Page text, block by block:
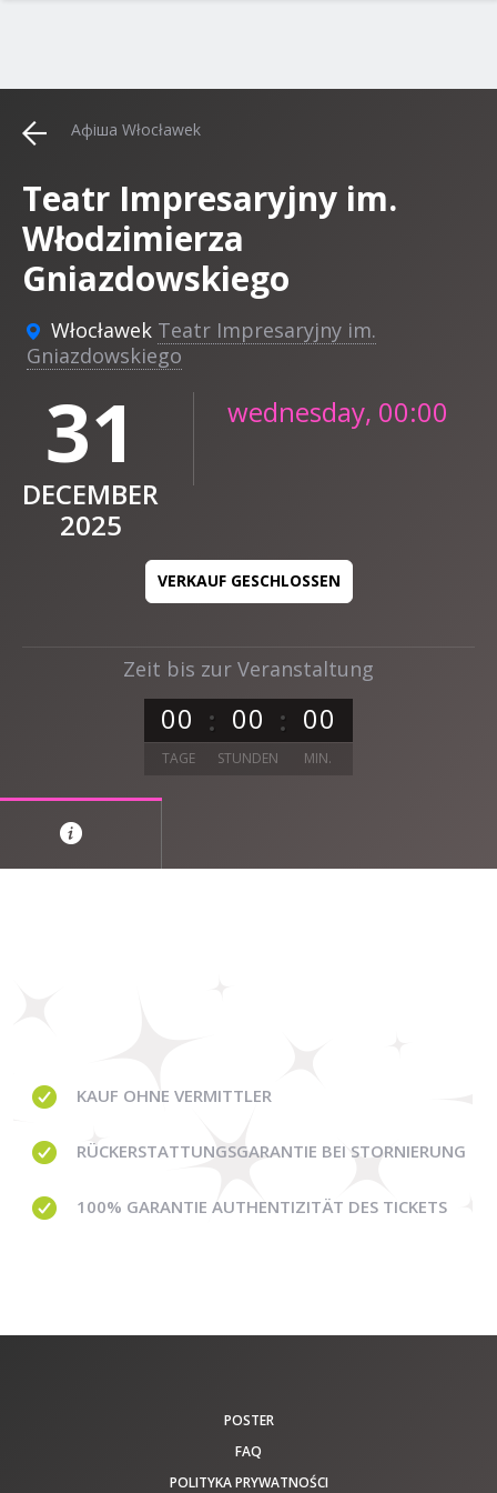
Афіша Włocławek
Zeit bis zur Veranstaltung
00 00 00
TAGE STUNDEN MIN.
Teatr Impresaryjny im.
Włodzimierza
Gniazdowskiego
Włocławek Teatr Impresaryjny im.
Gniazdowskiego
31
DECEMBER
2025
wednesday, 00:00
VERKAUF GESCHLOSSEN
KAUF OHNE VERMITTLER
RÜCKERSTATTUNGSGARANTIE BEI STORNIERUNG
100% GARANTIE AUTHENTIZITÄT DES TICKETS
POSTER
FAQ
POLITYKA PRYWATNOŚCI